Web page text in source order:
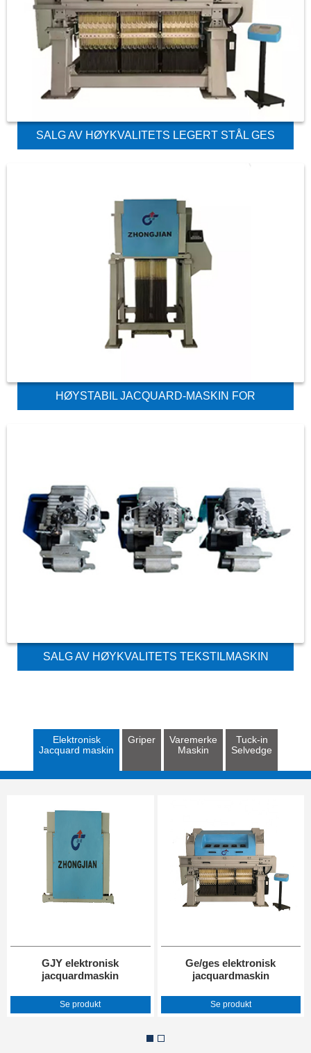
SALG AV HØYKVALITETS LEGERT STÅL GES
HØYSTABIL JACQUARD-MASKIN FOR
SALG AV HØYKVALITETS TEKSTILMASKIN
Elektronisk
Jacquard maskin
Griper
Varemerke
Maskin
Tuck-in
Selvedge
GJY elektronisk
jacquardmaskin
Se produkt
Ge/ges elektronisk
jacquardmaskin
Se produkt